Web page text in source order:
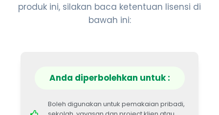
produk ini, silakan baca ketentuan lisensi di
bawah ini:
Anda diperbolehkan untuk :
Boleh digunakan untuk pemakaian pribadi,